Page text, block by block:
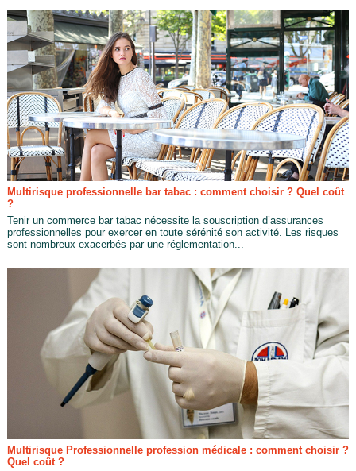
Multirisque professionnelle bar tabac : comment choisir ? Quel coût
?
Tenir un commerce bar tabac nécessite la souscription d’assurances
professionnelles pour exercer en toute sérénité son activité. Les risques
sont nombreux exacerbés par une réglementation...
Multirisque Professionnelle profession médicale : comment choisir ?
Quel coût ?